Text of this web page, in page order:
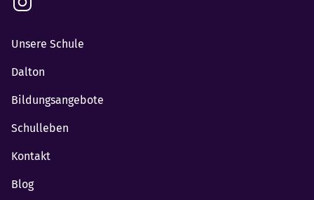
Unsere Schule
Dalton
Bildungsangebote
Schulleben
Kontakt
Blog